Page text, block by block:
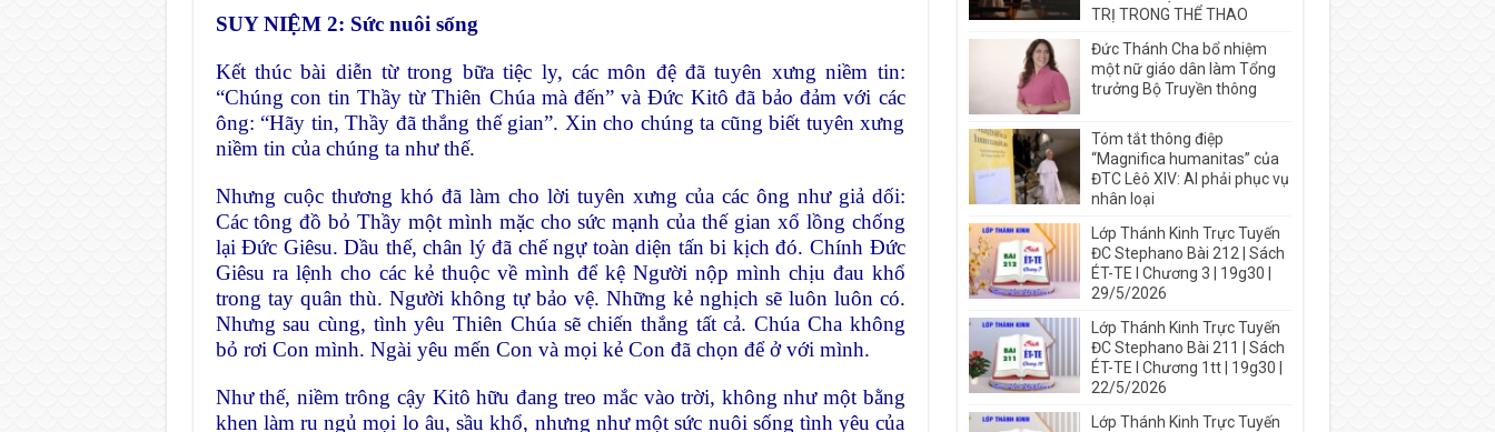
SUY NIỆM 2: Sức nuôi sống
Kết thúc bài diễn từ trong bữa tiệc ly, các môn đệ đã tuyên xưng niềm tin:
“Chúng con tin Thầy từ Thiên Chúa mà đến” và Đức Kitô đã bảo đảm với các
ông: “Hãy tin, Thầy đã thắng thế gian”. Xin cho chúng ta cũng biết tuyên xưng
niềm tin của chúng ta như thế.
Nhưng cuộc thương khó đã làm cho lời tuyên xưng của các ông như giả dối:
Các tông đồ bỏ Thầy một mình mặc cho sức mạnh của thế gian xổ lồng chống
lại Đức Giêsu. Dầu thế, chân lý đã chế ngự toàn diện tấn bi kịch đó. Chính Đức
Giêsu ra lệnh cho các kẻ thuộc về mình để kệ Người nộp mình chịu đau khổ
trong tay quân thù. Người không tự bảo vệ. Những kẻ nghịch sẽ luôn luôn có.
Nhưng sau cùng, tình yêu Thiên Chúa sẽ chiến thắng tất cả. Chúa Cha không
bỏ rơi Con mình. Ngài yêu mến Con và mọi kẻ Con đã chọn để ở với mình.
Như thế, niềm trông cậy Kitô hữu đang treo mắc vào trời, không như một bằng
khen làm ru ngủ mọi lo âu, sầu khổ, nhưng như một sức nuôi sống tình yêu của
TRỊ TRONG THỂ THAO
Đức Thánh Cha bổ nhiệm
một nữ giáo dân làm Tổng
trưởng Bộ Truyền thông
Tóm tắt thông điệp
“Magnifica humanitas” của
ĐTC Lêô XIV: AI phải phục vụ
nhân loại
Lớp Thánh Kinh Trực Tuyến
ĐC Stephano Bài 212 | Sách
ÉT-TE I Chương 3 | 19g30 |
29/5/2026
Lớp Thánh Kinh Trực Tuyến
ĐC Stephano Bài 211 | Sách
ÉT-TE I Chương 1tt | 19g30 |
22/5/2026
Lớp Thánh Kinh Trực Tuyến